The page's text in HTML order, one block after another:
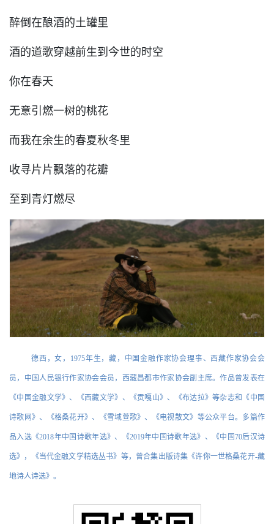
醉倒在酿酒的土罐里
酒的道歌穿越前生到今世的时空
你在春天
无意引燃一树的桃花
而我在余生的春夏秋冬里
收寻片片飘落的花瓣
至到青灯燃尽
德西，女，1975年生，藏，中国金融作家协会理事、西藏作家协会会
员，中国人民银行作家协会会员，西藏昌都市作家协会副主席。作品曾发表在
《中国金融文学》、《西藏文学》、《贡嘎山》、《布达拉》等杂志和《中国
诗歌网》、《格桑花开》、《雪域萱歌》、《电视散文》等公众平台。多篇作
品入选《2018年中国诗歌年选》、《2019年中国诗歌年选》、《中国70后汉诗
选》，《当代金融文学精选丛书》等，曾合集出版诗集《许你一世格桑花开-藏
地诗人诗选》。